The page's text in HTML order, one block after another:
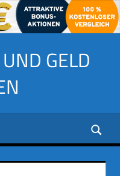
GELD